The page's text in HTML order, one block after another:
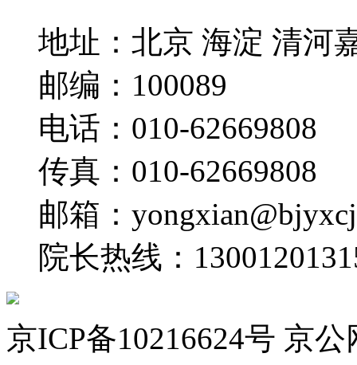
地址： 北京 海淀 清河
邮编： 100089
电话： 010-62669808
传真： 010-62669808
邮箱：
院长热线：
京ICP备10216624号 京